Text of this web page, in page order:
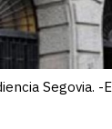
Segovia. -